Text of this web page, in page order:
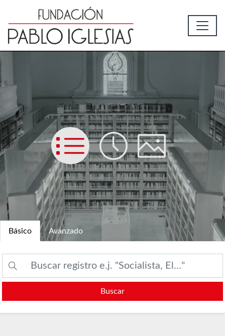
List Time Picture
Básico Avanzado
Buscar